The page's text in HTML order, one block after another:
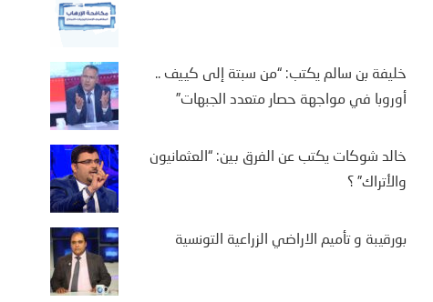
خليفة بن سالم يكتب: “من سبتة إلى كييف ..
أوروبا في مواجهة حصار متعدد الجبهات”
خالد شوكات يكتب عن الفرق بين: “العثمانيون
والأتراك” ؟
بورقيبة و تأميم الاراضي الزراعية التونسية